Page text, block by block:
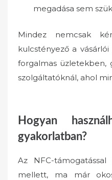
megadása sem
Mindez nemcsak
kulcstényező a
forgalmas üzletekben,
szolgáltatóknál, ahol
Hogyan
gyakorlatban?
Az NFC-
mellett, ma már